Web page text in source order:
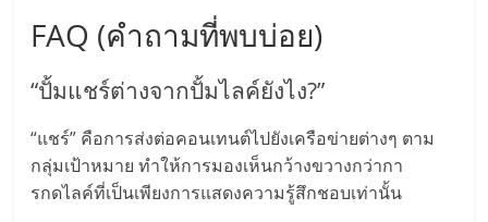
ข้อมูล
SME
ประเทศไทย,
ThaiSMEsCenter,
รวม
FAQ (คำถามที่พบบ่อย)
“ปั้มแชร์ต่างจากปั้มไลค์ยังไง?”
“แชร์” คือการส่งต่อคอนเทนต์ไปยังเครือข่ายต่างๆ ตาม
กลุ่มเป้าหมาย ทำให้การมองเห็นกว้างขวางกว่ากา
รกดไลค์ที่เป็นเพียงการแสดงความรู้สึกชอบเท่านั้น